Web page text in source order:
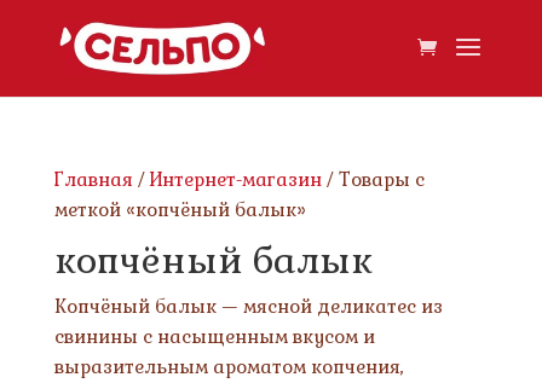
Главная /Интернет-магазин/ Товары с
меткой «копчёный балык»
копчёный балык
Копчёный балык — мясной деликатес из
свинины с насыщенным вкусом и
выразительным ароматом копчения,